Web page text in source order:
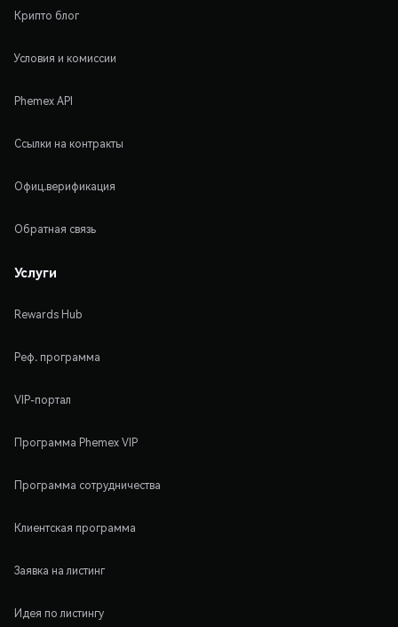
Крипто блог
Условия и комиссии
Phemex API
Ссылки на контракты
Офиц.верификация
Обратная связь
Услуги
Rewards Hub
Реф. программа
VIP-портал
Программа Phemex VIP
Программа сотрудничества
Клиентская программа
Заявка на листинг
Идея по листингу